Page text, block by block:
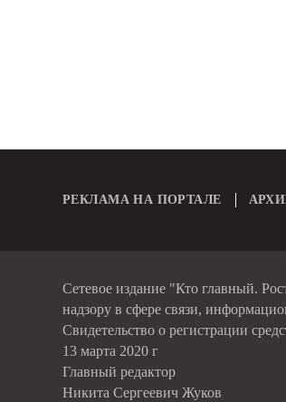
РЕКЛАМА НА ПОРТАЛЕ
Сетевое издание "Кто главный.
надзору в сфере связи,
Свидетельство о регистрации
13 марта 2020 г
Главный редактор
Никита Сергеевич Жуков